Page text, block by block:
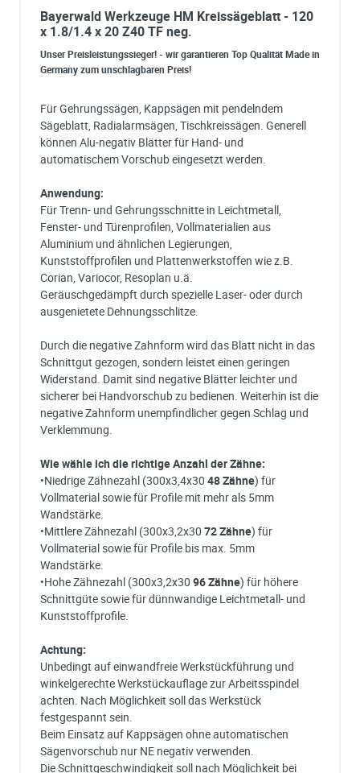
Bayerwald Werkzeuge HM Kreissägeblatt - 120
x 1.8/1.4 x 20 Z40 TF neg.
Unser Preisleistungssieger! - wir garantieren Top Qualität Made in
Germany zum unschlagbaren Preis!
Für Gehrungssägen, Kappsägen mit pendelndem
Sägeblatt, Radialarmsägen, Tischkreissägen. Generell
können Alu-negativ Blätter für Hand- und
automatischem Vorschub eingesetzt werden.
Anwendung:
Für Trenn- und Gehrungsschnitte in Leichtmetall,
Fenster- und Türenprofilen, Vollmaterialien aus
Aluminium und ähnlichen Legierungen,
Kunststoffprofilen und Plattenwerkstoffen wie z.B.
Corian, Variocor, Resoplan u.ä.
Geräuschgedämpft durch spezielle Laser- oder durch
ausgenietete Dehnungsschlitze.
Durch die negative Zahnform wird das Blatt nicht in das
Schnittgut gezogen, sondern leistet einen geringen
Widerstand. Damit sind negative Blätter leichter und
sicherer bei Handvorschub zu bedienen. Weiterhin ist die
negative Zahnform unempfindlicher gegen Schlag und
Verklemmung.
Wie wähle ich die richtige Anzahl der Zähne:
•Niedrige Zähnezahl (300x3,4x30 48 Zähne) für
Vollmaterial sowie für Profile mit mehr als 5mm
Wandstärke.
•Mittlere Zähnezahl (300x3,2x30 72 Zähne) für
Vollmaterial sowie für Profile bis max. 5mm
Wandstärke.
•Hohe Zähnezahl (300x3,2x30 96 Zähne) für höhere
Schnittgüte sowie für dünnwandige Leichtmetall- und
Kunststoffprofile.
Achtung:
Unbedingt auf einwandfreie Werkstückführung und
winkelgerechte Werkstückauflage zur Arbeitsspindel
achten. Nach Möglichkeit soll das Werkstück
festgespannt sein.
Beim Einsatz auf Kappsägen ohne automatischen
Sägenvorschub nur NE negativ verwenden.
Die Schnittgeschwindigkeit soll nach Möglichkeit bei